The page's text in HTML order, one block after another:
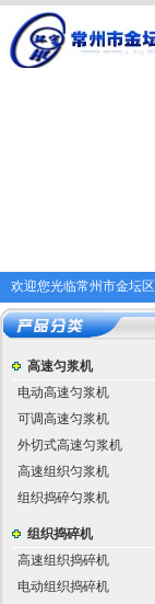
欢迎您光临常州市金坛
高速匀浆机
电动高速匀浆机
可调高速匀浆机
外切式高速匀浆机
高速组织匀浆机
组织捣碎匀浆机
组织捣碎机
高速组织捣碎机
电动组织捣碎机